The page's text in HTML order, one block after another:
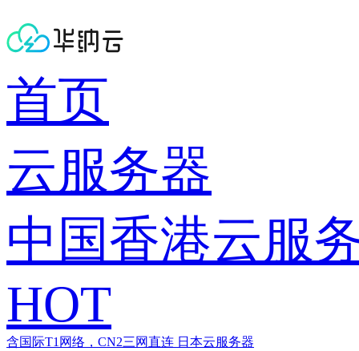
首页
云服务器
中国香港云服
HOT
含国际T1网络，CN2三网直连 日本云服务器